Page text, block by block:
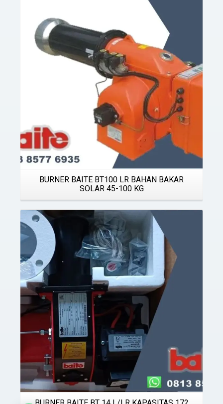
Details
BURNER BAITE BT100 LR BAHAN BAKAR
SOLAR 45-100 KG
Details